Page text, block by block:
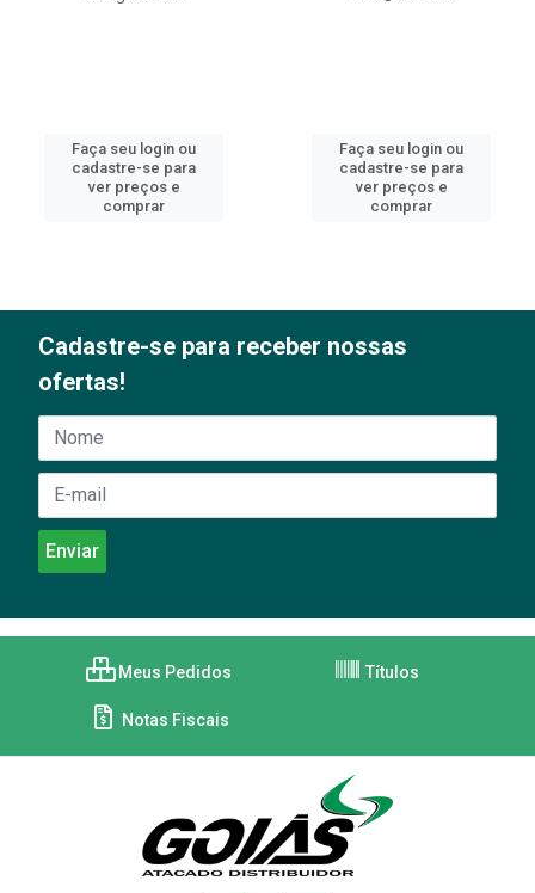
Faça seu login ou
cadastre-se para
ver preços e
comprar
Faça seu login ou
cadastre-se para
ver preços e
comprar
Cadastre-se para receber nossas
ofertas!
Meus Pedidos Títulos
Notas Fiscais